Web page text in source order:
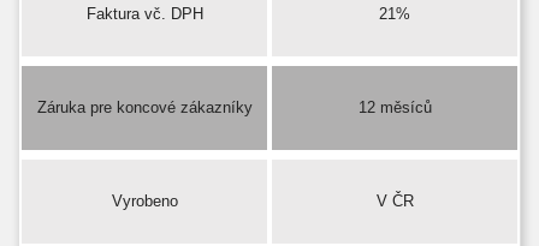
Faktura vč. DPH 21%
Záruka pre koncové zákazníky 12 měsíců
Vyrobeno V ČR